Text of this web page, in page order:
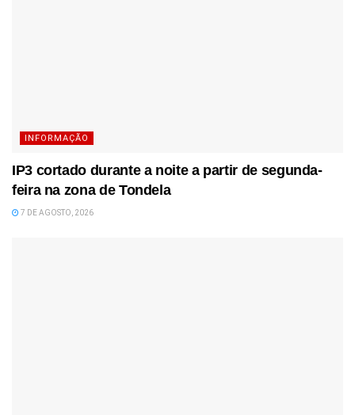
INFORMAÇÃO
IP3 cortado durante a noite a partir de segunda-
feira na zona de Tondela
7 DE AGOSTO, 2026